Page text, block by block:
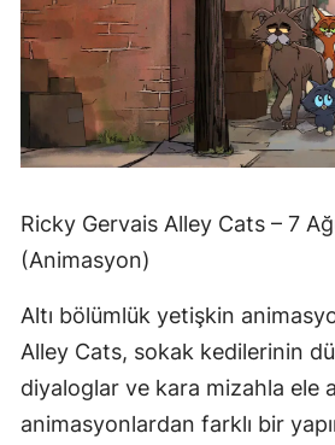
Ricky Gervais Alley Cats – 7
(Animasyon)
Altı bölümlük yetişkin
Alley Cats, sokak kedilerinin
diyaloglar ve kara mizahla ele
animasyonlardan farklı bir